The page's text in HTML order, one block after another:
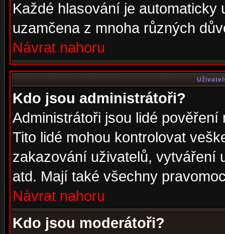
Každé hlasování je automaticky
uzamčena z mnoha různých
Návrat nahoru
Kdo jsou administrátoři?
Administrátoři jsou lidé
Tito lidé mohou kontrolovat
zakazování uživatelů, vytváření
atd. Mají také všechny
Návrat nahoru
Kdo jsou moderátoři?